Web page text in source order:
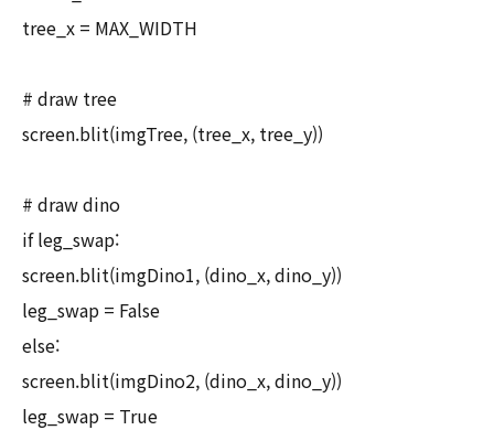
tree_x = MAX_WIDTH
# draw tree
screen.blit(imgTree, (tree_x, tree_y))
# draw dino
if leg_swap:
screen.blit(imgDino1, (dino_x, dino_y))
leg_swap = False
else:
screen.blit(imgDino2, (dino_x, dino_y))
leg_swap = True